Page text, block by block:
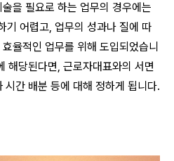
을 필요로 하는 업무의 경우에는
기 어렵고, 업무의 성과나 질에 따
율적인 업무를 위해 도입되었습니
해당된다면, 근로자대표와의 서면
시간 배분 등에 대해 정하게 됩니다.